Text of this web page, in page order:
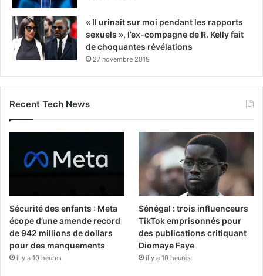
« Il urinait sur moi pendant les rapports
sexuels », l’ex-compagne de R. Kelly fait
de choquantes révélations
27 novembre 2019
Recent Tech News
Sécurité des enfants : Meta
écope d’une amende record
de 942 millions de dollars
pour des manquements
il y a 10 heures
Sénégal : trois influenceurs
TikTok emprisonnés pour
des publications critiquant
Diomaye Faye
il y a 10 heures